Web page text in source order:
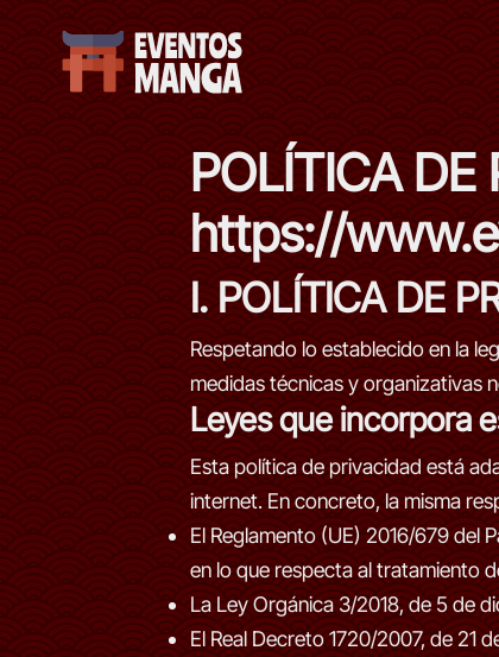
POLÍTICA DE
https://
I. POLÍTICA DE
Respetando lo establecido en la
medidas técnicas y organizativas
Leyes que incorpora
Esta política de privacidad está
internet. En concreto, la misma
El Reglamento (UE) 2016/679 del
en lo que respecta al tratamiento
La Ley Orgánica 3/2018, de 5 de
El Real Decreto 1720/2007, de 21